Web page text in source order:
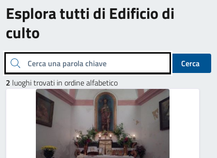
Esplora tutti di Edificio di
culto
Cerca una parola chiave
Cerca
2 luoghi trovati in ordine alfabetico